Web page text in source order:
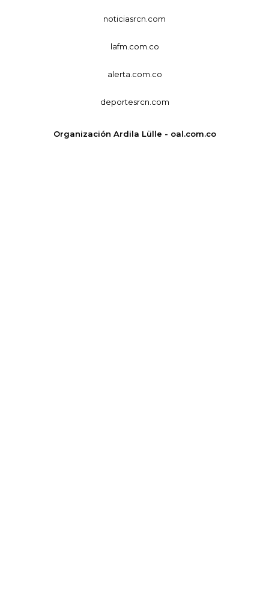
noticiasrcn.com
lafm.com.co
alerta.com.co
deportesrcn.com
Organización Ardila Lülle - oal.com.co